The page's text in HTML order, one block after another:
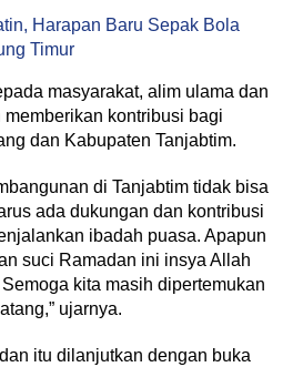
Harapan Baru Sepak Bola
Timur
masyarakat, alim ulama dan
kontribusi bagi
dan Kabupaten Tanjabtim.
di Tanjabtim tidak bisa
ada dukungan dan kontribusi
ibadah puasa. Apapun
suci Ramadan ini insya Allah
kita masih dipertemukan
ujarnya.
itu dilanjutkan dengan buka